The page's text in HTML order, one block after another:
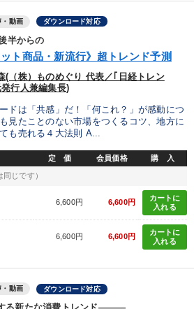
ジネスハック 女性経営者
経済予測 話し方 MBA
繁盛 政治家
創業者 会社を守る 早分かり
力強化
ド」を更新いただけます。
・動画 ダウンロード対応
半からの
ット商品・新流行》超トレンド予測
（株）ものめぐり 代表／｢日経トレン
行人兼編集長)
ドは「共感」だ！「何これ？」が感動につ
見たことのない市場をつくるコツ、地方に
も売れる４大法則 A...
定 価 会員価格 購 入
同じです）
6,600円 6,600円
カートに
入れる
6,600円 6,600円
カートに
入れる
・動画 ダウンロード対応